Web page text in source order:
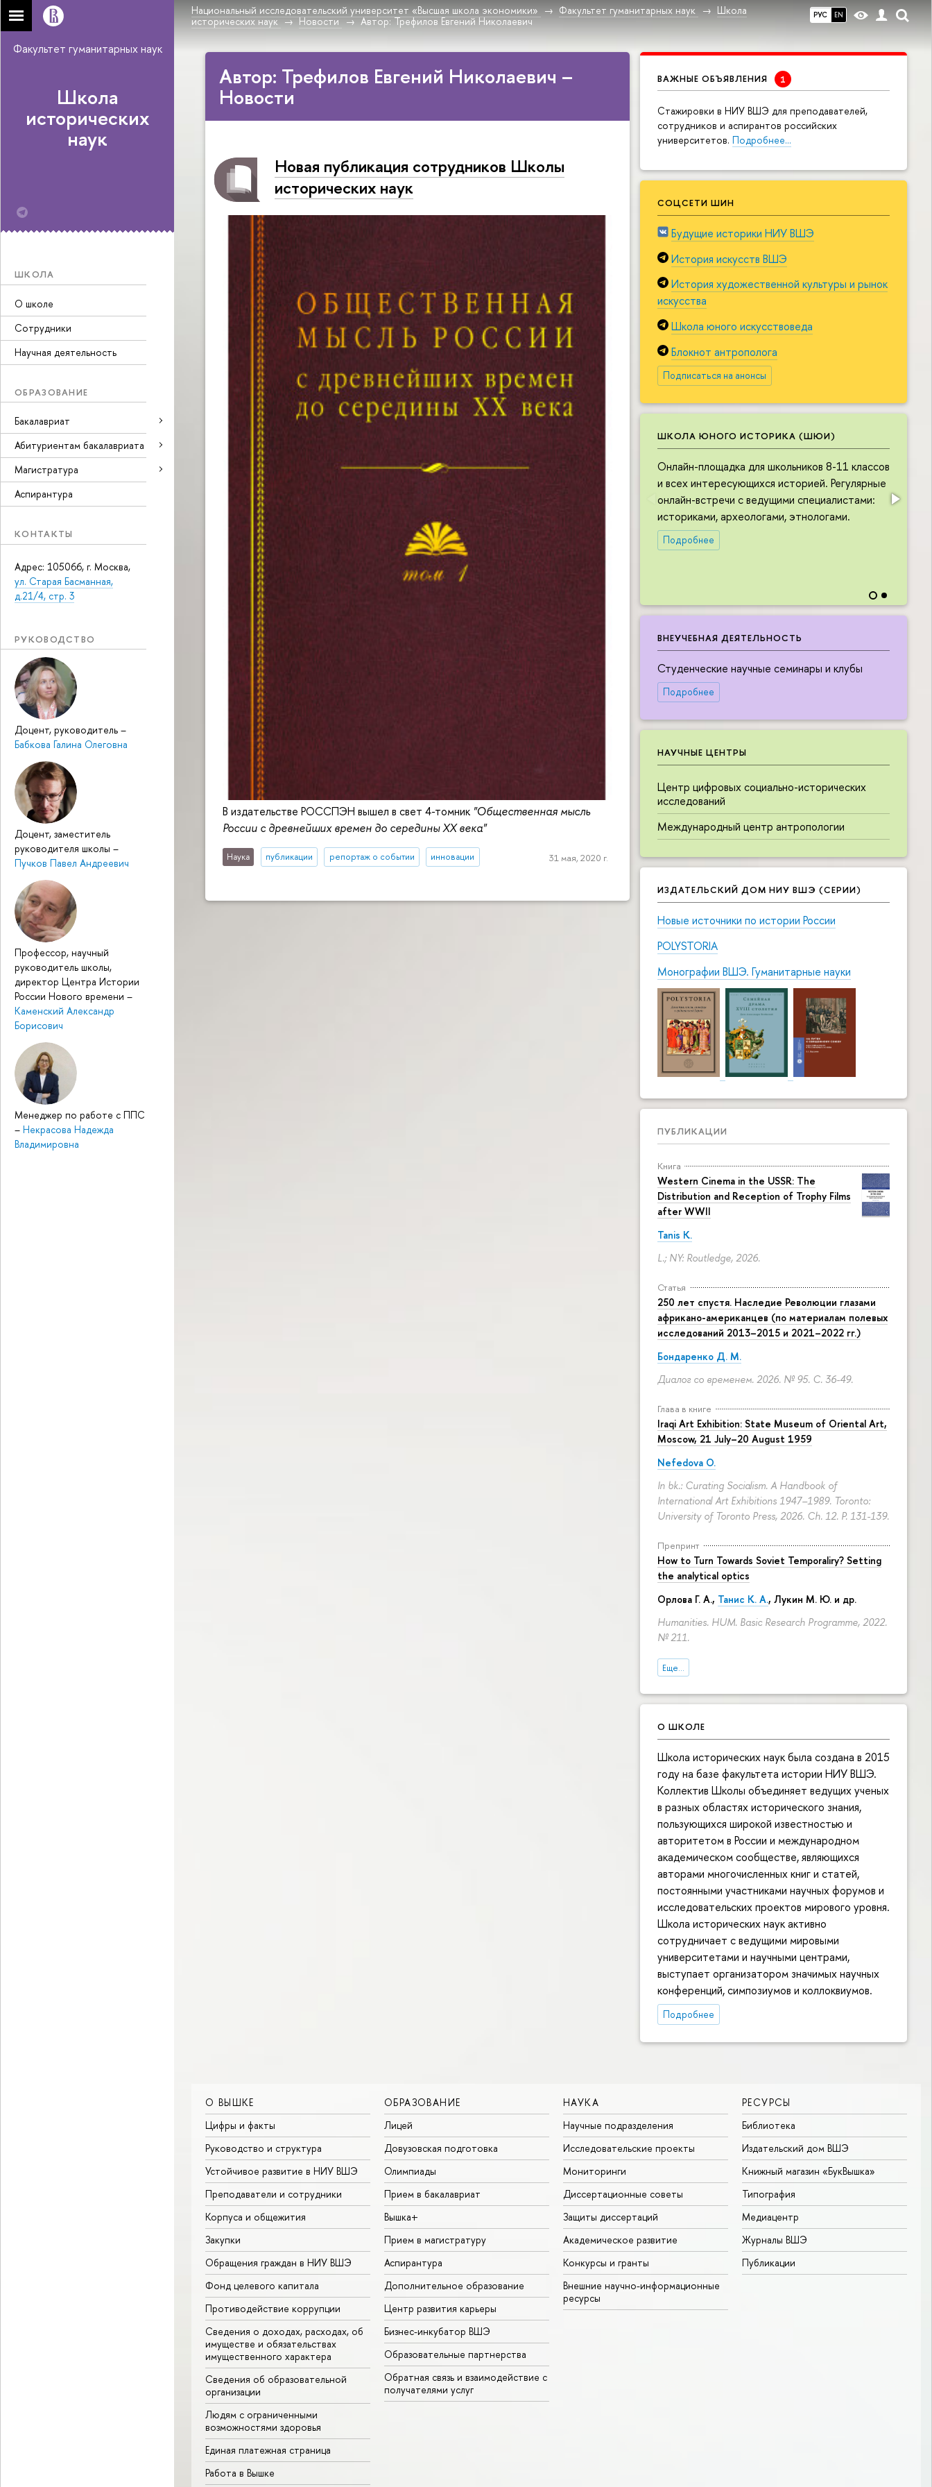
РУС EN
Национальный исследовательский университет «Высшая школа экономики» Факультет гуманитарных наук
Школа
исторических наук
Новости Автор: Трефилов Евгений Николаевич
Факультет гуманитарных наук
Школа
исторических
наук
ШКОЛА
О школе
Сотрудники
Научная деятельность
ОБРАЗОВАНИЕ
Бакалавриат
Абитуриентам бакалавриата
Магистратура
Аспирантура
КОНТАКТЫ
Адрес: 105066, г. Москва,
ул. Старая Басманная,
д.21/4, стр. 3
РУКОВОДСТВО
Доцент, руководитель –
Бабкова Галина Олеговна
Доцент, заместитель
руководителя школы –
Пучков Павел Андреевич
Профессор, научный
руководитель школы,
директор Центра Истории
России Нового времени –
Каменский Александр
Борисович
Менеджер по работе с ППС
– Некрасова Надежда
Владимировна
ВАЖНЫЕ ОБЪЯВЛЕНИЯ
Cтажировки в НИУ ВШЭ для преподавателей,
сотрудников и аспирантов российских
университетов. Подробнее…
СОЦСЕТИ ШИН
Будущие историки НИУ ВШЭ
История искусств ВШЭ
История художественной культуры и рынок
искусства
Школа юного искусствоведа
Блокнот антрополога
Подписаться на анонсы
ШКОЛА ЮНОГО ИСТОРИКА (ШЮИ)
Онлайн-площадка для школьников 8-11 классов
и всех интересующихся историей. Регулярные
онлайн-встречи с ведущими специалистами:
историками, археологами, этнологами.
Подробнее
ВНЕУЧЕБНАЯ ДЕЯТЕЛЬНОСТЬ
Студенческие научные семинары и клубы
Подробнее
НАУЧНЫЕ ЦЕНТРЫ
Центр цифровых социально-исторических
исследований
Международный центр антропологии
ИЗДАТЕЛЬСКИЙ ДОМ НИУ ВШЭ (СЕРИИ)
Новые источники по истории России
POLYSTORIA
Монографии ВШЭ. Гуманитарные науки
ПУБЛИКАЦИИ
Книга
Western Cinema in the USSR: The
Distribution and Reception of Trophy Films
after WWII
Tanis K.
L.; NY: Routledge, 2026.
Статья
250 лет спустя. Наследие Революции глазами
африкано-американцев (по материалам полевых
исследований 2013–2015 и 2021–2022 гг.)
Бондаренко Д. М.
Диалог со временем. 2026. № 95. С. 36-49.
Глава в книге
Iraqi Art Exhibition: State Museum of Oriental Art,
Moscow, 21 July–20 August 1959
Nefedova O.
In bk.: Curating Socialism. A Handbook of
International Art Exhibitions 1947–1989. Toronto:
University of Toronto Press, 2026. Ch. 12. P. 131-139.
Препринт
How to Turn Towards Soviet Temporaliry? Setting
the analytical optics
Орлова Г. А., Танис К. А., Лукин М. Ю. и др.
Humanities. HUM. Basic Research Programme, 2022.
№ 211.
Еще...
О ШКОЛЕ
Школа исторических наук была создана в 2015
году на базе факультета истории НИУ ВШЭ.
Коллектив Школы объединяет ведущих ученых
в разных областях исторического знания,
пользующихся широкой известностью и
авторитетом в России и международном
академическом сообществе, являющихся
авторами многочисленных книг и статей,
постоянными участниками научных форумов и
исследовательских проектов мирового уровня.
Школа исторических наук активно
сотрудничает с ведущими мировыми
университетами и научными центрами,
выступает организатором значимых научных
конференций, симпозиумов и коллоквиумов.
Подробнее
Автор: Трефилов Евгений Николаевич –
Новости
Новая публикация сотрудников Школы
исторических наук
В издательстве РОССПЭН вышел в свет 4-томник "Общественная мысль
России с древнейших времен до середины ХХ века"
Наука публикации репортаж о событии инновации 31 мая, 2020 г.
О ВЫШКЕ
Цифры и факты
Руководство и структура
Устойчивое развитие в НИУ ВШЭ
Преподаватели и сотрудники
Корпуса и общежития
Закупки
Обращения граждан в НИУ ВШЭ
Фонд целевого капитала
Противодействие коррупции
Сведения о доходах, расходах, об
имуществе и обязательствах
имущественного характера
Сведения об образовательной
организации
Людям с ограниченными
возможностями здоровья
Единая платежная страница
Работа в Вышке
ОБРАЗОВАНИЕ
Лицей
Довузовская подготовка
Олимпиады
Прием в бакалавриат
Вышка+
Прием в магистратуру
Аспирантура
Дополнительное образование
Центр развития карьеры
Бизнес-инкубатор ВШЭ
Образовательные партнерства
Обратная связь и взаимодействие с
получателями услуг
НАУКА
Научные подразделения
Исследовательские проекты
Мониторинги
Диссертационные советы
Защиты диссертаций
Академическое развитие
Конкурсы и гранты
Внешние научно-информационные
ресурсы
РЕСУРСЫ
Библиотека
Издательский дом ВШЭ
Книжный магазин «БукВышка»
Типография
Медиацентр
Журналы ВШЭ
Публикации